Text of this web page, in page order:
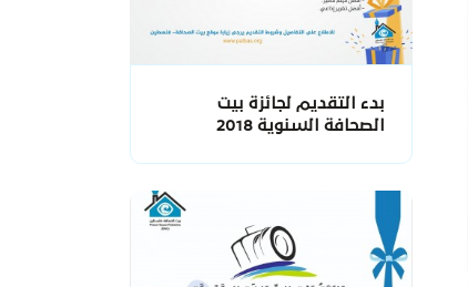
بدء التقديم لجائزة بيت
الصحافة السنوية 2018